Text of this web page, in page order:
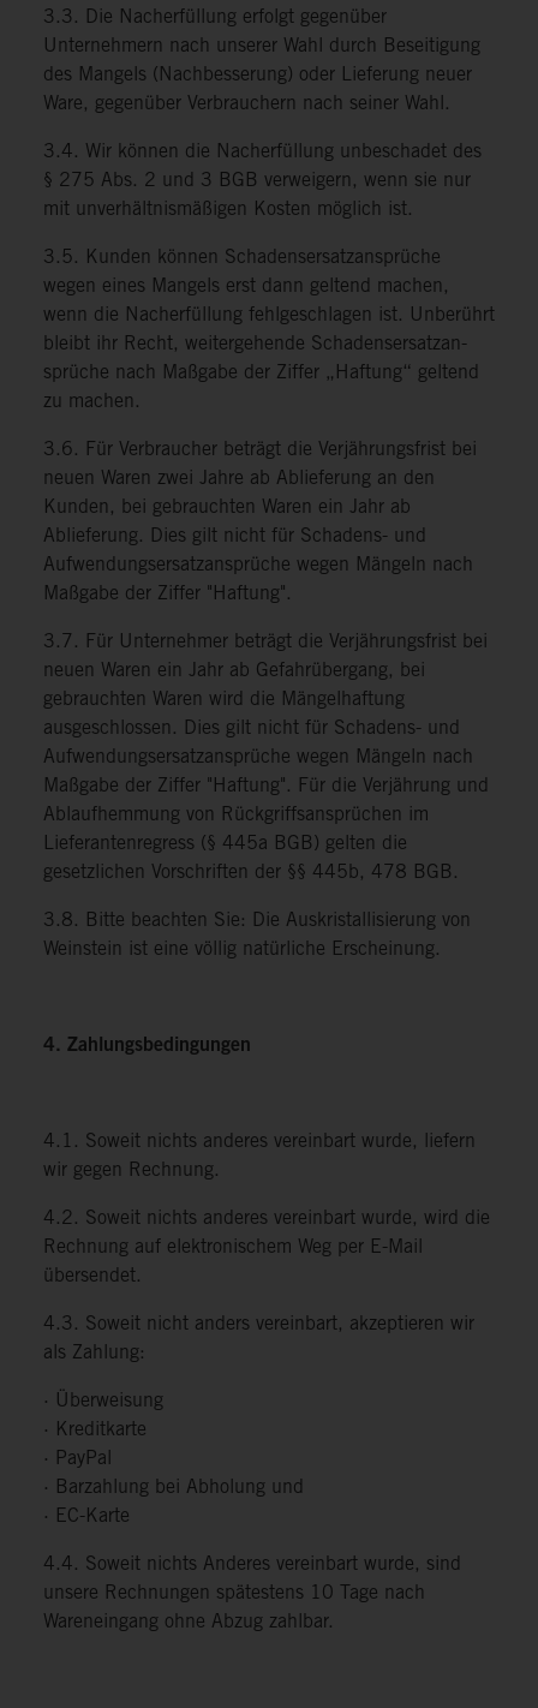
3.3. Die Nacherfüllung erfolgt gegenüber
Unternehmern nach unserer Wahl durch Beseitigung
des Mangels (Nachbesserung) oder Lieferung neuer
Ware, gegenüber Verbrauchern nach seiner Wahl.
3.4. Wir können die Nacherfüllung unbeschadet des
§ 275 Abs. 2 und 3 BGB verweigern, wenn sie nur
mit unverhältnismäßigen Kosten möglich ist.
3.5. Kunden können Schadensersatzansprüche
wegen eines Mangels erst dann geltend machen,
wenn die Nacherfüllung fehlgeschlagen ist. Unberührt
bleibt ihr Recht, weitergehende Schadensersatzan-
sprüche nach Maßgabe der Ziffer „Haftung“ geltend
zu machen.
3.6. Für Verbraucher beträgt die Verjährungsfrist bei
neuen Waren zwei Jahre ab Ablieferung an den
Kunden, bei gebrauchten Waren ein Jahr ab
Ablieferung. Dies gilt nicht für Schadens- und
Aufwendungsersatzansprüche wegen Mängeln nach
Maßgabe der Ziffer "Haftung".
3.7. Für Unternehmer beträgt die Verjährungsfrist bei
neuen Waren ein Jahr ab Gefahrübergang, bei
gebrauchten Waren wird die Mängelhaftung
ausgeschlossen. Dies gilt nicht für Schadens- und
Aufwendungsersatzansprüche wegen Mängeln nach
Maßgabe der Ziffer "Haftung". Für die Verjährung und
Ablaufhemmung von Rückgriffsansprüchen im
Lieferantenregress (§ 445a BGB) gelten die
gesetzlichen Vorschriften der §§ 445b, 478 BGB.
3.8. Bitte beachten Sie: Die Auskristallisierung von
Weinstein ist eine völlig natürliche Erscheinung.
4. Zahlungsbedingungen
4.1. Soweit nichts anderes vereinbart wurde, liefern
wir gegen Rechnung.
4.2. Soweit nichts anderes vereinbart wurde, wird die
Rechnung auf elektronischem Weg per E-Mail
übersendet.
4.3. Soweit nicht anders vereinbart, akzeptieren wir
als Zahlung:
· Überweisung
· Kreditkarte
· PayPal
· Barzahlung bei Abholung und
· EC-Karte
4.4. Soweit nichts Anderes vereinbart wurde, sind
unsere Rechnungen spätestens 10 Tage nach
Wareneingang ohne Abzug zahlbar.